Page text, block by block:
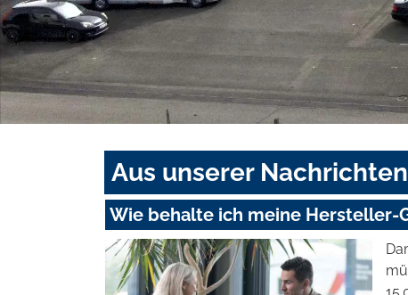
Aus unserer
Wie behalte ich meine Hersteller-